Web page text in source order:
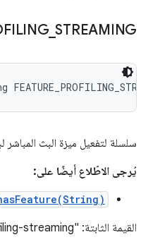
_STREAMING
سلسلة لتفعيل ميزة البث
يُرجى الاطّلاع أيضًا على:
القيمة الثابتة: "method-trace-profiling-streaming"